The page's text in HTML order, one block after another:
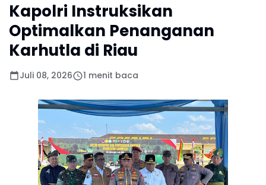
Kapolri Instruksikan
Optimalkan Penanganan
Karhutla di Riau
Juli 08, 2026 1 menit baca